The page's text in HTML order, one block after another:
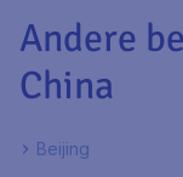
Andere
China
Beijing